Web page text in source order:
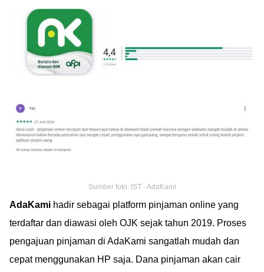
Sumber foto: IST - AdaKami
AdaKami hadir sebagai platform pinjaman online yang
terdaftar dan diawasi oleh OJK sejak tahun 2019. Proses
pengajuan pinjaman di AdaKami sangatlah mudah dan
cepat menggunakan HP saja. Dana pinjaman akan cair